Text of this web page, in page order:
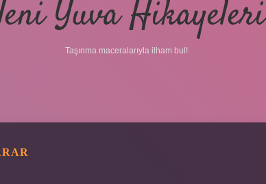
Yuva Hikayeleri
Taşınma maceralarıyla ilham bul!